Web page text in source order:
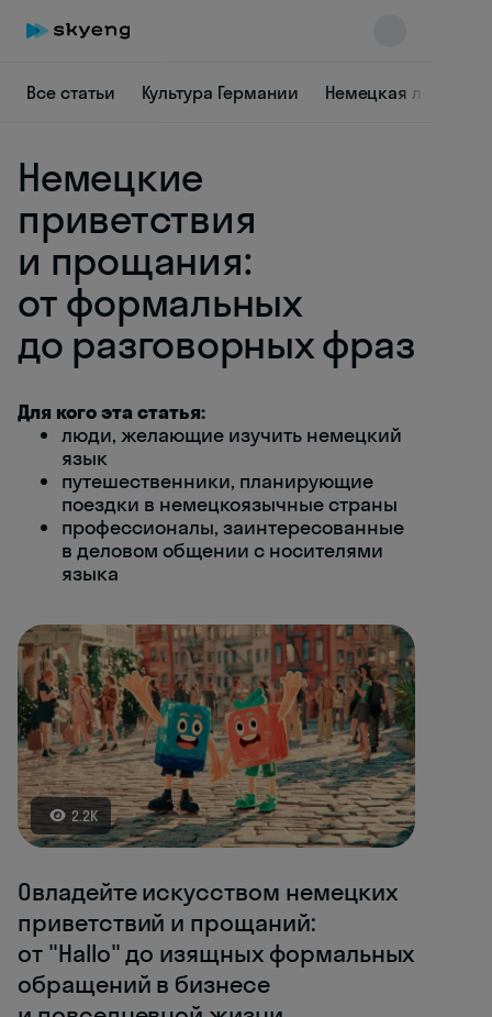
Все статьи Культура Германии Немецкая лексика
Немецкие
приветствия
и прощания:
от формальных
до разговорных фраз
Для кого эта статья:
люди, желающие изучить немецкий
язык
путешественники, планирующие
поездки в немецкоязычные страны
профессионалы, заинтересованные
в деловом общении с носителями
языка
2.2K
Овладейте искусством немецких
приветствий и прощаний:
от "Hallo" до изящных формальных
обращений в бизнесе
Skyeng Chat
online